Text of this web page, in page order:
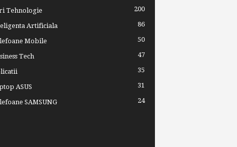
Tehnologie 200
Artificiala 86
Mobile 50
Tech 47
35
ASUS 31
SAMSUNG 24